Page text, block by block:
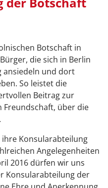
Botschaft in
die sich in Berlin
ansiedeln und dort
So leistet die
Beitrag zur
Freundschaft, über die
Konsularabteilung
Angelegenheiten
2016 dürfen wir uns
Konsularabteilung der